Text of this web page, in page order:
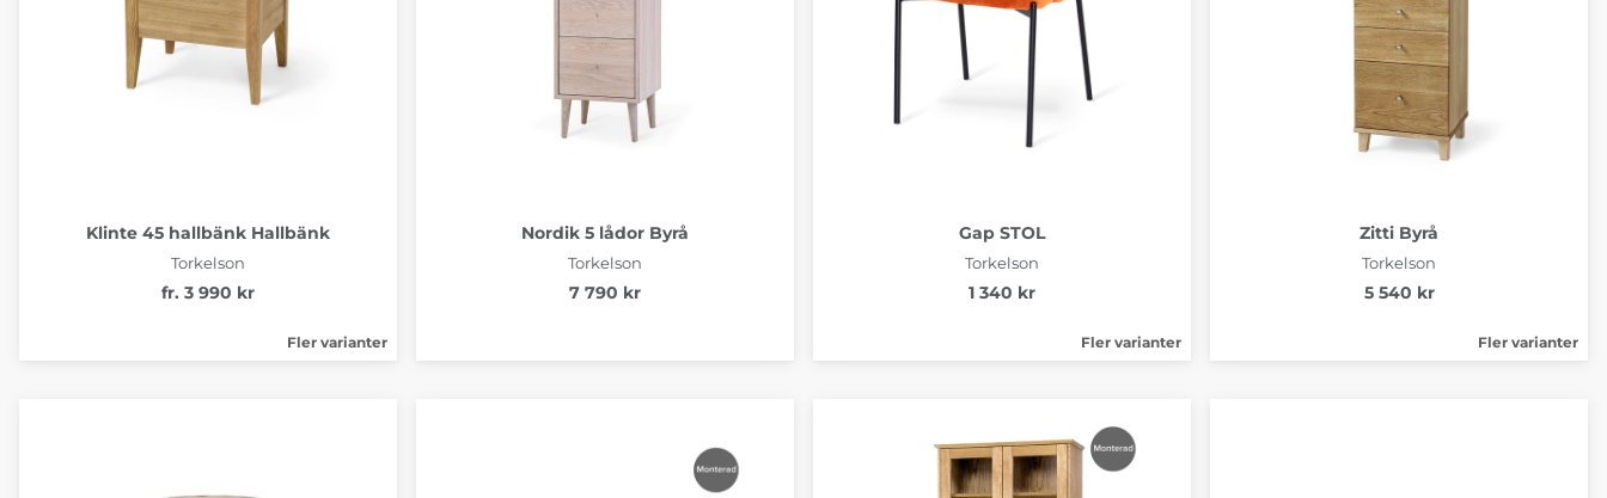
Klinte 45 hallbänk Hallbänk
Torkelson
fr. 3 990 kr
Fler varianter
Nordik 5 lådor Byrå
Torkelson
7 790 kr
Gap STOL
Torkelson
1 340 kr
Fler varianter
Zitti Byrå
Torkelson
5 540 kr
Fler varianter